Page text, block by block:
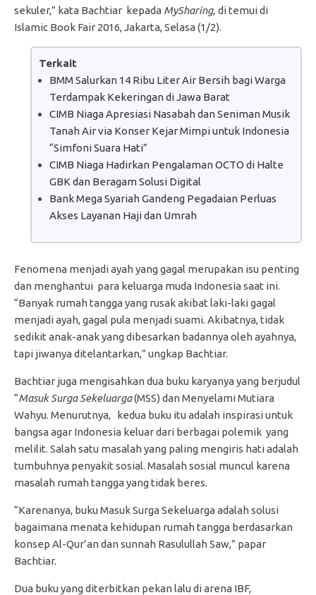
sekuler,” kata Bachtiar kepada MySharing, di temui di
Islamic Book Fair 2016, Jakarta, Selasa (1/2).
Terkait
BMM Salurkan 14 Ribu Liter Air Bersih bagi Warga
Terdampak Kekeringan di Jawa Barat
CIMB Niaga Apresiasi Nasabah dan Seniman Musik
Tanah Air via Konser Kejar Mimpi untuk Indonesia
“Simfoni Suara Hati”
CIMB Niaga Hadirkan Pengalaman OCTO di Halte
GBK dan Beragam Solusi Digital
Bank Mega Syariah Gandeng Pegadaian Perluas
Akses Layanan Haji dan Umrah
Fenomena menjadi ayah yang gagal merupakan isu penting
dan menghantui para keluarga muda Indonesia saat ini.
“Banyak rumah tangga yang rusak akibat laki-laki gagal
menjadi ayah, gagal pula menjadi suami. Akibatnya, tidak
sedikit anak-anak yang dibesarkan badannya oleh ayahnya,
tapi jiwanya ditelantarkan,” ungkap Bachtiar.
Bachtiar juga mengisahkan dua buku karyanya yang berjudul
“Masuk Surga Sekeluarga(MSS) dan Menyelami Mutiara
Wahyu. Menurutnya, kedua buku itu adalah inspirasi untuk
bangsa agar Indonesia keluar dari berbagai polemik yang
melilit. Salah satu masalah yang paling mengiris hati adalah
tumbuhnya penyakit sosial. Masalah sosial muncul karena
masalah rumah tangga yang tidak beres.
“Karenanya, buku Masuk Surga Sekeluarga adalah solusi
bagaimana menata kehidupan rumah tangga berdasarkan
konsep Al-Qur’an dan sunnah Rasulullah Saw,” papar
Bachtiar.
Dua buku yang diterbitkan pekan lalu di arena IBF,